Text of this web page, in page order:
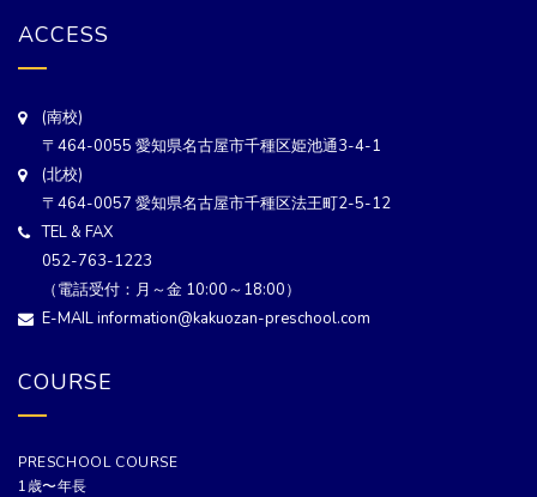
ACCESS
(南校)
〒464-0055 愛知県名古屋市千種区姫池通3-4-1
(北校)
〒464-0057 愛知県名古屋市千種区法王町2-5-12
TEL & FAX
052-763-1223
（電話受付：月～金 10:00～18:00）
E-MAIL information@kakuozan-preschool.com
COURSE
PRESCHOOL COURSE
1歳〜年長